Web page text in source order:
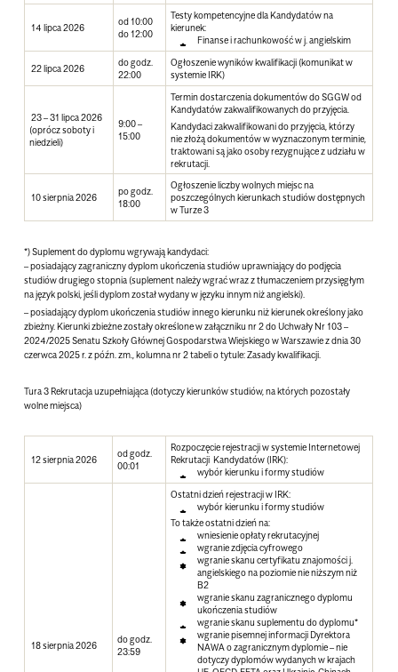
14 lipca 2026
od 10:00
do 12:00
Testy kompetencyjne dla Kandydatów na
kierunek:
Finanse i rachunkowość w j. angielskim
22 lipca 2026
do godz.
22:00
Ogłoszenie wyników kwalifikacji (komunikat w
systemie IRK)
23 – 31 lipca 2026
(oprócz soboty i
niedzieli)
9:00 –
15:00
Termin dostarczenia dokumentów do SGGW od
Kandydatów zakwalifikowanych do przyjęcia.
Kandydaci zakwalifikowani do przyjęcia, którzy
nie złożą dokumentów w wyznaczonym terminie,
traktowani są jako osoby rezygnujące z udziału w
rekrutacji.
10 sierpnia 2026
po godz.
18:00
Ogłoszenie liczby wolnych miejsc na
poszczególnych kierunkach studiów dostępnych
w Turze 3
*) Suplement do dyplomu wgrywają kandydaci:
– posiadający zagraniczny dyplom ukończenia studiów uprawniający do podjęcia
studiów drugiego stopnia (suplement należy wgrać wraz z tłumaczeniem przysięgłym
na język polski, jeśli dyplom został wydany w języku innym niż angielski).
– posiadający dyplom ukończenia studiów innego kierunku niż kierunek określony jako
zbieżny. Kierunki zbieżne zostały określone w załączniku nr 2 do Uchwały Nr 103 –
2024/2025 Senatu Szkoły Głównej Gospodarstwa Wiejskiego w Warszawie z dnia 30
czerwca 2025 r. z późn. zm., kolumna nr 2 tabeli o tytule: Zasady kwalifikacji.
Tura 3 Rekrutacja uzupełniająca (dotyczy kierunków studiów, na których pozostały
wolne miejsca)
12 sierpnia 2026
od godz.
00:01
Rozpoczęcie rejestracji w systemie Internetowej
Rekrutacji Kandydatów (IRK):
wybór kierunku i formy studiów
18 sierpnia 2026
do godz.
23:59
Ostatni dzień rejestracji w IRK:
wybór kierunku i formy studiów
To także ostatni dzień na:
wniesienie opłaty rekrutacyjnej
wgranie zdjęcia cyfrowego
wgranie skanu certyfikatu znajomości j.
angielskiego na poziomie nie niższym niż
B2
wgranie skanu zagranicznego dyplomu
ukończenia studiów
wgranie skanu suplementu do dyplomu*
wgranie pisemnej informacji Dyrektora
NAWA o zagranicznym dyplomie – nie
dotyczy dyplomów wydanych w krajach